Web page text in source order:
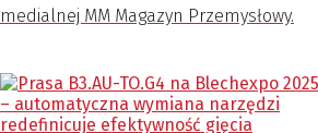
medialnej MM Magazyn Przemysłowy.